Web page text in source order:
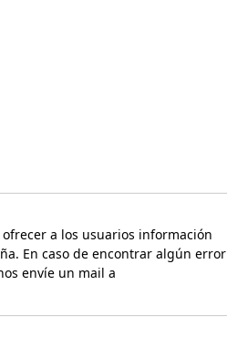
a los usuarios información
En caso de encontrar algún error
envíe un mail a